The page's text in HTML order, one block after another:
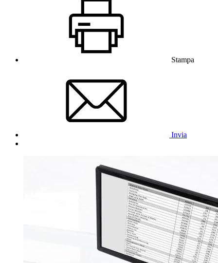
Stampa
Invia